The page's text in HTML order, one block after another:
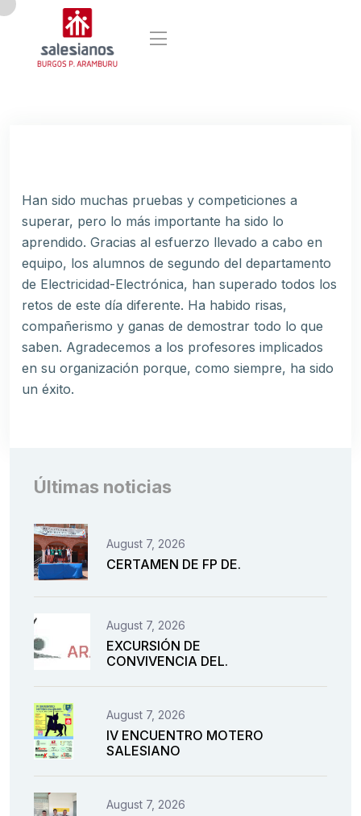
Han sido muchas pruebas y competiciones a
superar, pero lo más importante ha sido lo
aprendido. Gracias al esfuerzo llevado a cabo en
equipo, los alumnos de segundo del departamento
de Electricidad-Electrónica, han superado todos los
retos de este día diferente. Ha habido risas,
compañerismo y ganas de demostrar todo lo que
saben. Agradecemos a los profesores implicados
en su organización porque, como siempre, ha sido
un éxito.
Últimas noticias
August 7, 2026
CERTAMEN DE FP DE.
August 7, 2026
EXCURSIÓN DE
CONVIVENCIA DEL.
August 7, 2026
IV ENCUENTRO MOTERO
SALESIANO
August 7, 2026